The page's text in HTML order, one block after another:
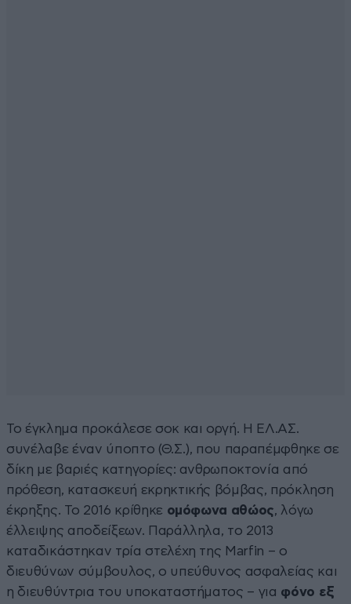
Το έγκλημα προκάλεσε σοκ και οργή. Η ΕΛ.ΑΣ.
συνέλαβε έναν ύποπτο (Θ.Σ.), που παραπέμφθηκε σε
δίκη με βαριές κατηγορίες: ανθρωποκτονία από
πρόθεση, κατασκευή εκρηκτικής βόμβας, πρόκληση
έκρηξης. Το 2016 κρίθηκε ομόφωνα αθώος, λόγω
έλλειψης αποδείξεων. Παράλληλα, το 2013
καταδικάστηκαν τρία στελέχη της Marfin – ο
διευθύνων σύμβουλος, ο υπεύθυνος ασφαλείας και
η διευθύντρια του υποκαταστήματος – για φόνο εξ